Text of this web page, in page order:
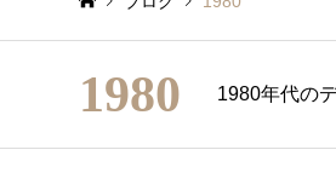
1980 1980年代の